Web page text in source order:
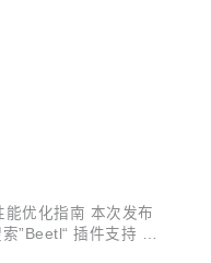
优化指南 本次发布
”Beetl“ 插件支持 语